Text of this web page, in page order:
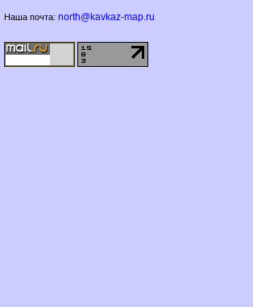
Наша почта: north@kavkaz-map.ru